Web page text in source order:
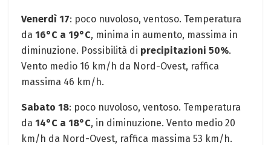
Venerdì 17: poco nuvoloso, ventoso. Temperatura
da 16°C a 19°C, minima in aumento, massima in
diminuzione. Possibilità di precipitazioni 50%.
Vento medio 16 km/h da Nord-Ovest, raffica
massima 46 km/h.
Sabato 18: poco nuvoloso, ventoso. Temperatura
da 14°C a 18°C, in diminuzione. Vento medio 20
km/h da Nord-Ovest, raffica massima 53 km/h.